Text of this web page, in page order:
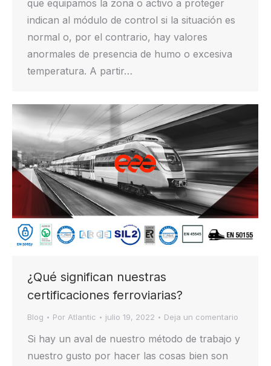
que equipamos la zona o activo a proteger
indican al módulo de control si la situación es
normal o, por el contrario, hay valores
anormales de presencia de humo o excesiva
temperatura. A partir…
¿Qué significan nuestras
certificaciones ferroviarias?
Blog Por Atlantic julio 19, 2022 Deja un comentario
Si hay un aval de nuestro método de trabajo y
nuestro gusto por hacer las cosas bien son